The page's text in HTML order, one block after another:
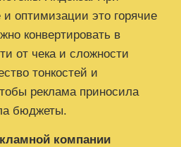
и оптимизации это горячие
конвертировать в
от чека и сложности
тонкостей и
реклама приносила
бюджеты.
компании